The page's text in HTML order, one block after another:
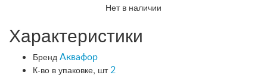
Нет в наличии
Характеристики
Бренд Аквафор
К-во в упаковке, шт 2